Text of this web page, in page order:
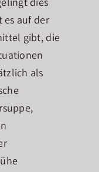
es auf der
gibt, die
als